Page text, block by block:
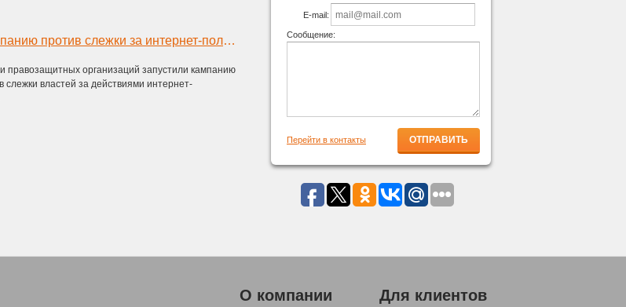
Mozilla и Reddit запустили кампанию против слежки за интернет-пользователями
правозащитных организаций запустили кампанию
властей за действиями интернет-
E-mail:
Сообщение:
Перейти в контакты
О компании Для клиентов